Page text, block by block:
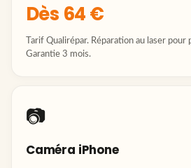
Dès 64 €
Tarif Qualirépar. Réparation au laser
Garantie 3 mois.
📷
Caméra iPhone